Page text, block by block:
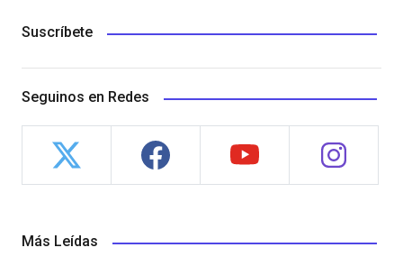
Suscríbete
Seguinos en Redes
Más Leídas